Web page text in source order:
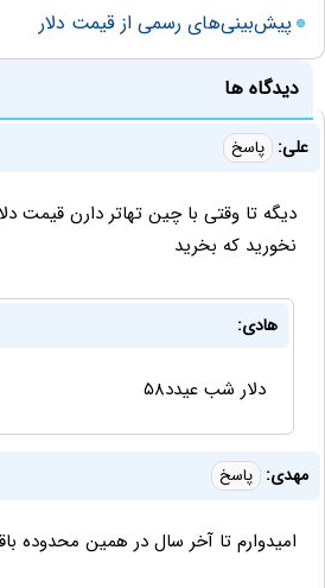
پیش‌بینی‌های رسمی از قیمت دلار
دیدگاه ها
علی: پاسخ
دیگه تا وقتی با چین تهاتر دارن قیمت
نخورید که بخرید
هادی:
دلار شب عیدد۵۸
مهدی: پاسخ
امیدوارم تا آخر سال در همین محدوده